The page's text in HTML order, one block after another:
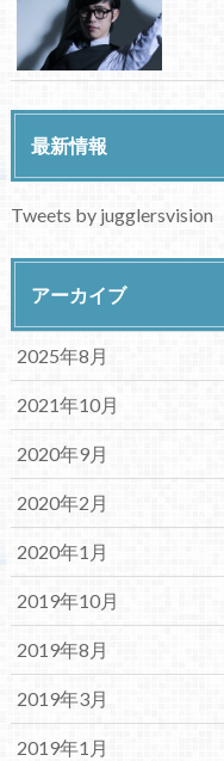
最新情報
Tweets by jugglersvision
アーカイブ
2025年8月
2021年10月
2020年9月
2020年2月
2020年1月
2019年10月
2019年8月
2019年3月
2019年1月